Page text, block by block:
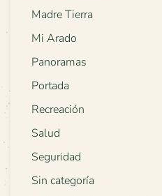
Madre Tierra
Mi Arado
Panoramas
Portada
Recreación
Salud
Seguridad
Sin categoría